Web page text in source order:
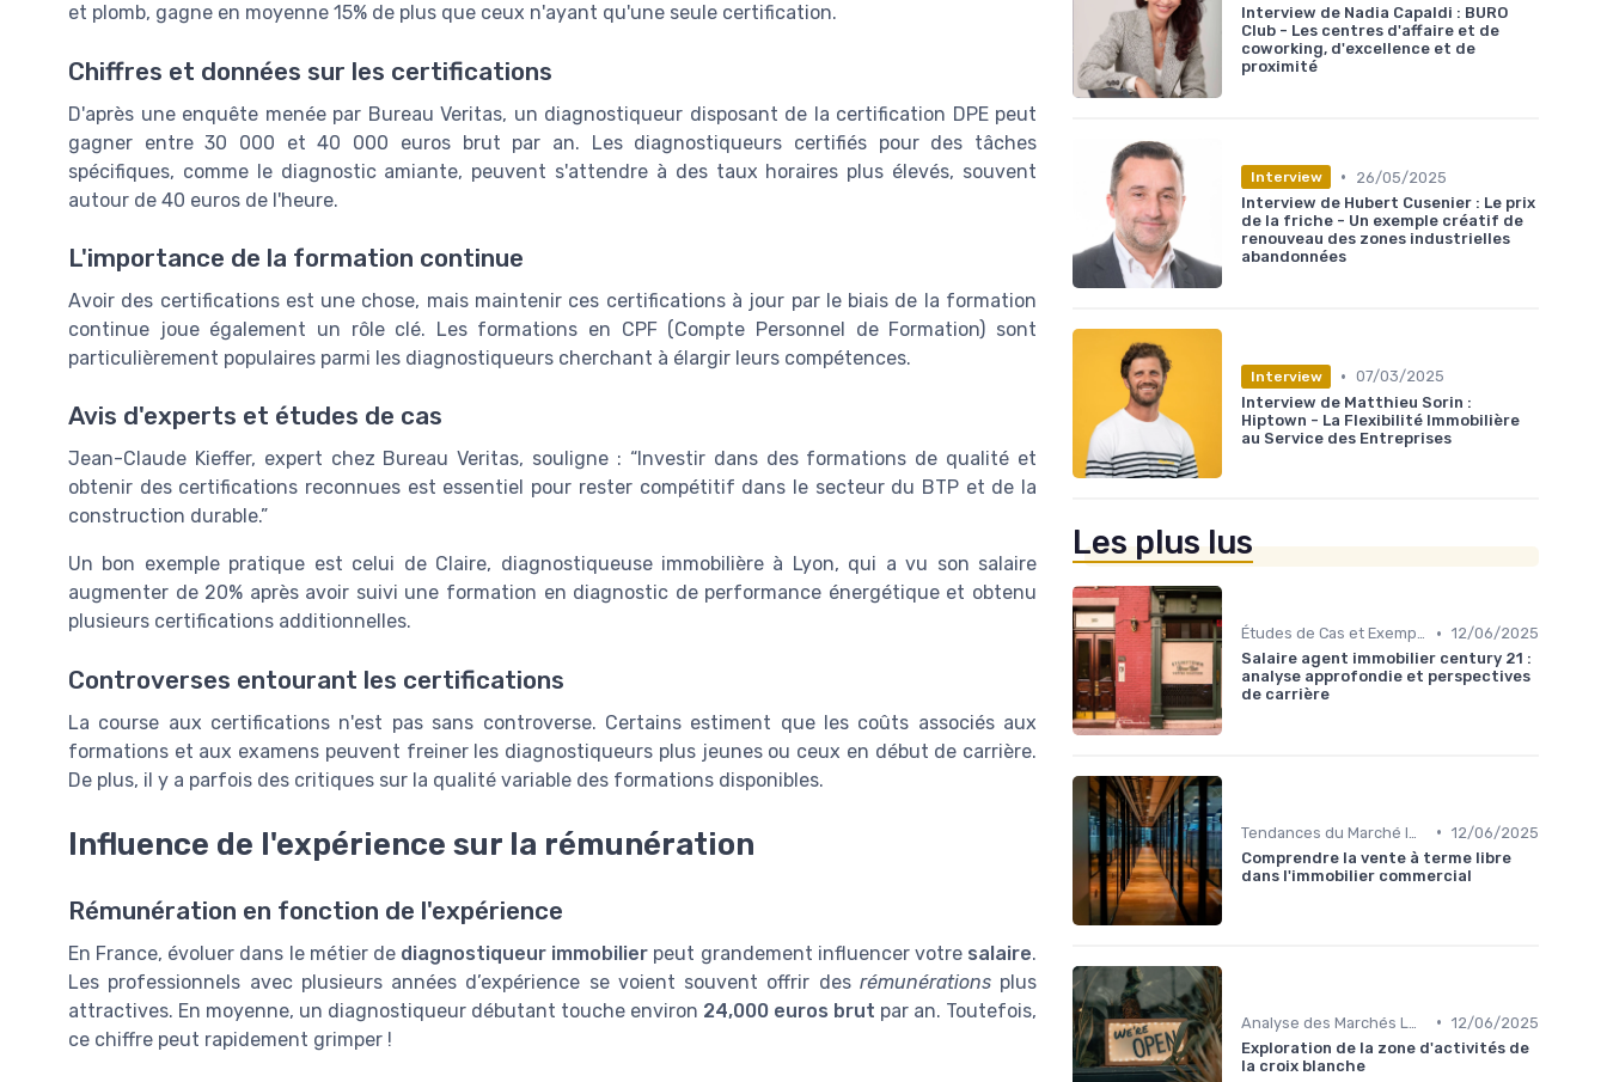
et plomb, gagne en moyenne 15% de plus que ceux n'ayant qu'une seule certification.
Chiffres et données sur les certifications
D'après une enquête menée par Bureau Veritas, un diagnostiqueur disposant de la certification DPE peut
gagner entre 30 000 et 40 000 euros brut par an. Les diagnostiqueurs certifiés pour des tâches
spécifiques, comme le diagnostic amiante, peuvent s'attendre à des taux horaires plus élevés, souvent
autour de 40 euros de l'heure.
L'importance de la formation continue
Avoir des certifications est une chose, mais maintenir ces certifications à jour par le biais de la formation
continue joue également un rôle clé. Les formations en CPF (Compte Personnel de Formation) sont
particulièrement populaires parmi les diagnostiqueurs cherchant à élargir leurs compétences.
Avis d'experts et études de cas
Jean-Claude Kieffer, expert chez Bureau Veritas, souligne : “Investir dans des formations de qualité et
obtenir des certifications reconnues est essentiel pour rester compétitif dans le secteur du BTP et de la
construction durable.”
Un bon exemple pratique est celui de Claire, diagnostiqueuse immobilière à Lyon, qui a vu son salaire
augmenter de 20% après avoir suivi une formation en diagnostic de performance énergétique et obtenu
plusieurs certifications additionnelles.
Controverses entourant les certifications
La course aux certifications n'est pas sans controverse. Certains estiment que les coûts associés aux
formations et aux examens peuvent freiner les diagnostiqueurs plus jeunes ou ceux en début de carrière.
De plus, il y a parfois des critiques sur la qualité variable des formations disponibles.
Influence de l'expérience sur la rémunération
Rémunération en fonction de l'expérience
En France, évoluer dans le métier de diagnostiqueur immobilier peut grandement influencer votre salaire.
Les professionnels avec plusieurs années d’expérience se voient souvent offrir des rémunérationsplus
attractives. En moyenne, un diagnostiqueur débutant touche environ 24,000 euros brut par an. Toutefois,
ce chiffre peut rapidement grimper !
Interview de Nadia Capaldi : BURO
Club - Les centres d'affaire et de
coworking, d'excellence et de
proximité
Interview •
26/05/2025
Interview de Hubert Cusenier : Le prix
de la friche - Un exemple créatif de
renouveau des zones industrielles
abandonnées
Interview • 07/03/2025
Interview de Matthieu Sorin :
Hiptown - La Flexibilité Immobilière
au Service des Entreprises
Les plus lus
Études de Cas et Exemples de Réussite • 12/06/2025
Salaire agent immobilier century 21 :
analyse approfondie et perspectives
de carrière
• 12/06/2025
Comprendre la vente à terme libre
dans l'immobilier commercial
• 12/06/2025
Exploration de la zone d'activités de
la croix blanche